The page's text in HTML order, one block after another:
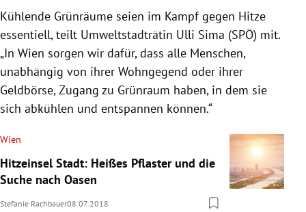
Kühlende Grünräume seien im Kampf gegen Hitze
essentiell, teilt Umweltstadträtin Ulli Sima (SPÖ) mit.
„In Wien sorgen wir dafür, dass alle Menschen,
unabhängig von ihrer Wohngegend oder ihrer
Geldbörse, Zugang zu Grünraum haben, in dem sie
sich abkühlen und entspannen können.“
Wien
Hitzeinsel Stadt: Heißes Pflaster und die
Suche nach Oasen
Stefanie Rachbauer08.07.2018